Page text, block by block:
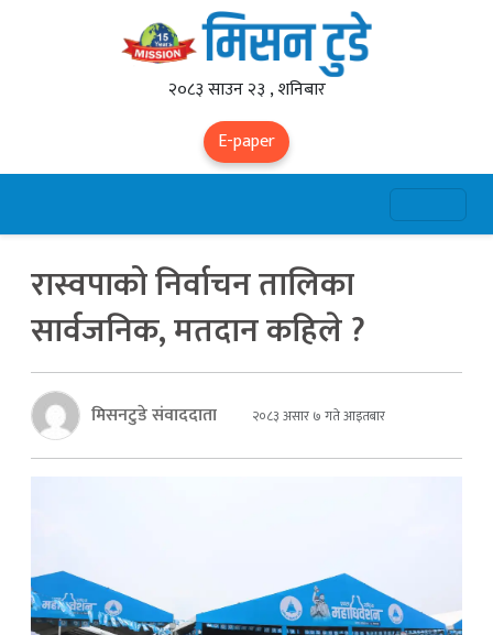
२०८३ साउन २३ , शनिबार
E-paper
रास्वपाको निर्वाचन तालिका
सार्वजनिक, मतदान कहिले ?
मिसनटुडे संवाददाता २०८३ असार ७ गते आइतबार